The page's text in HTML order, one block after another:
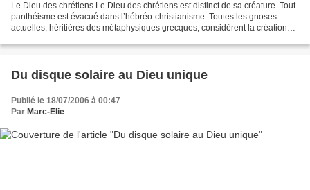
Le Dieu des chrétiens Le Dieu des chrétiens est distinct de sa créature. Tout
panthéisme est évacué dans l’hébréo-christianisme. Toutes les gnoses
actuelles, héritières des métaphysiques grecques, considèrent la création
Du disque solaire au Dieu unique
Publié le 18/07/2006 à 00:47
Par Marc-Elie